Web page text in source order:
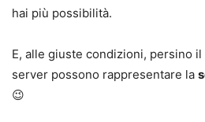
hai più possibilità.
E, alle giuste condizioni, persino il
server possono rappresentare la
😉